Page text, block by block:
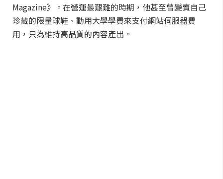
Magazine》。在營運最艱難的時期，他甚至曾變賣自己
珍藏的限量球鞋、動用大學學費來支付網站伺服器費
用，只為維持高品質的內容產出。